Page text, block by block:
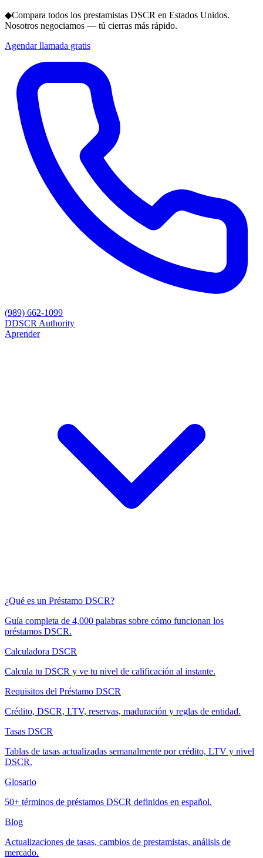
◆Compara todos los prestamistas DSCR en Estados Unidos.
Nosotros negociamos — tú cierras más rápido.
Agendar llamada gratis
(989) 662-1099
DDSCR Authority
Aprender
¿Qué es un Préstamo DSCR?
Guía completa de 4,000 palabras sobre cómo funcionan los
préstamos DSCR.
Calculadora DSCR
Calcula tu DSCR y ve tu nivel de calificación al instante.
Requisitos del Préstamo DSCR
Crédito, DSCR, LTV, reservas, maduración y reglas de entidad.
Tasas DSCR
Tablas de tasas actualizadas semanalmente por crédito, LTV y nivel
DSCR.
Glosario
50+ términos de préstamos DSCR definidos en español.
Blog
Actualizaciones de tasas, cambios de prestamistas, análisis de
mercado.